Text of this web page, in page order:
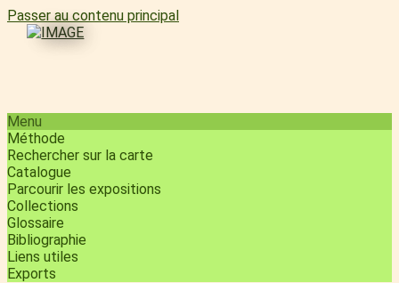
Passer au contenu principal
Menu
Méthode
Rechercher sur la carte
Catalogue
Parcourir les expositions
Collections
Glossaire
Bibliographie
Liens utiles
Exports